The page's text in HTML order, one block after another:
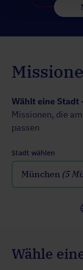
Wählt eine Stadt
Missionen, die
passen
Stadt wählen
München
Wähle